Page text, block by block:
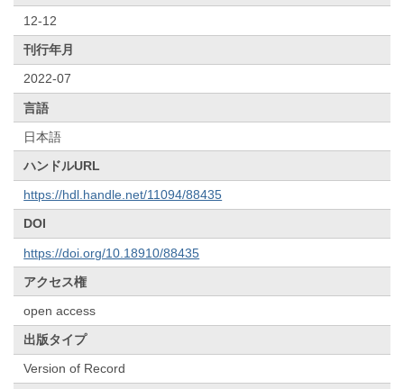
12-12
刊行年月
2022-07
言語
日本語
ハンドルURL
https://hdl.handle.net/11094/88435
DOI
https://doi.org/10.18910/88435
アクセス権
open access
出版タイプ
Version of Record